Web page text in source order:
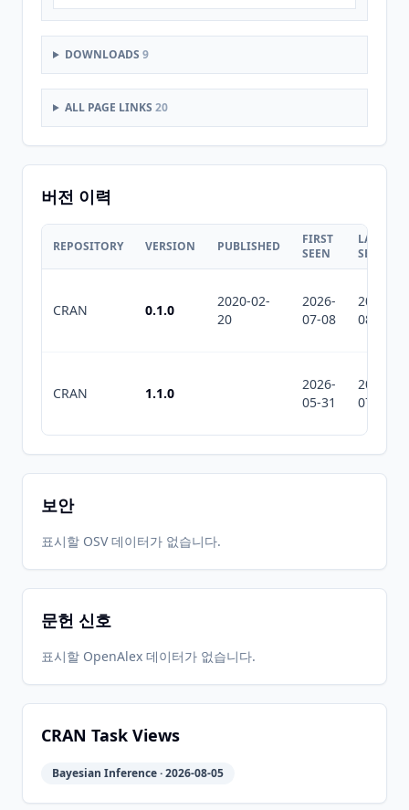
DOWNLOADS 9
ALL PAGE LINKS 20
버전 이력
REPOSITORY VERSION PUBLISHED
FIRST
SEEN
LAST
SEEN
CRAN 0.1.0
2020-02-
20
2026-
07-08
2026-
08-04
CRAN 1.1.0
2026-
05-31
2026-
07-10
보안
표시할 OSV 데이터가 없습니다.
문헌 신호
표시할 OpenAlex 데이터가 없습니다.
CRAN Task Views
Bayesian Inference · 2026-08-05